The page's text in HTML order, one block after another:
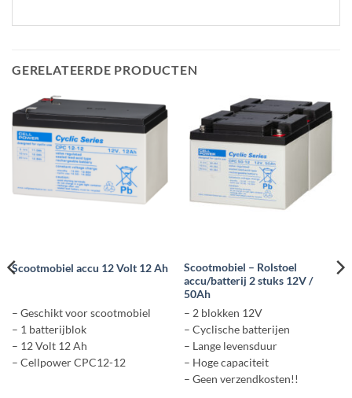
GERELATEERDE PRODUCTEN
Scootmobiel accu 12 Volt 12 Ah
– Geschikt voor scootmobiel
– 1 batterijblok
– 12 Volt 12 Ah
– Cellpower CPC12-12
Scootmobiel – Rolstoel
accu/batterij 2 stuks 12V /
50Ah
– 2 blokken 12V
– Cyclische batterijen
– Lange levensduur
– Hoge capaciteit
– Geen verzendkosten!!